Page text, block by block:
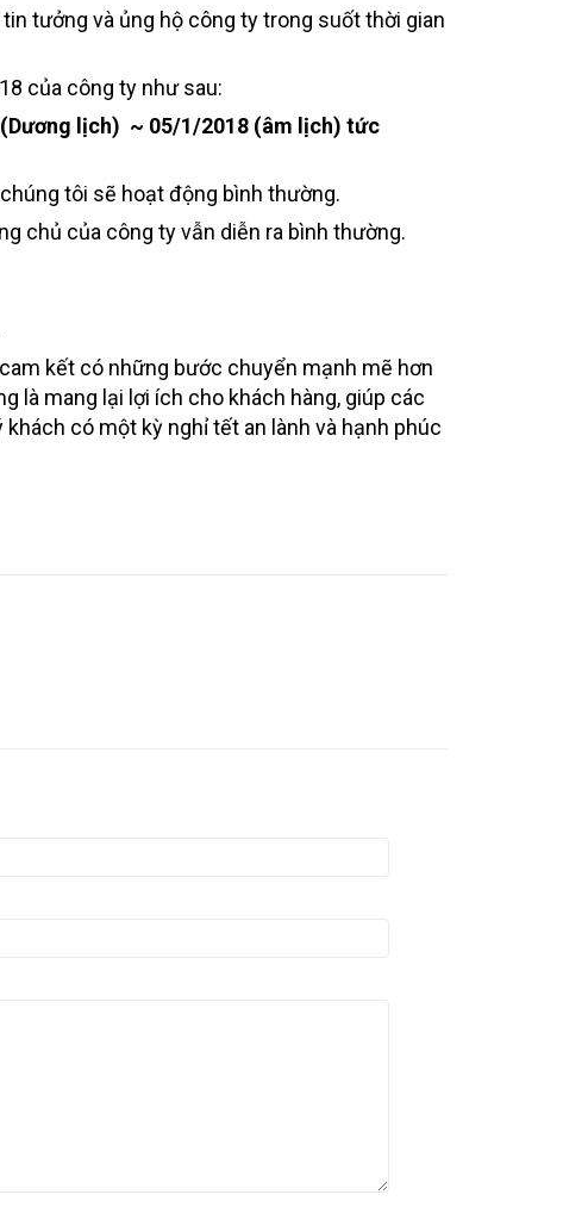
tưởng và ủng hộ công ty trong suốt thời gian
của công ty như sau:
lịch) ~ 05/1/2018 (âm lịch) tức
tôi sẽ hoạt động bình thường.
chủ của công ty vẫn diễn ra bình thường.
kết có những bước chuyển mạnh mẽ hơn
là mang lại lợi ích cho khách hàng, giúp các
có một kỳ nghỉ tết an lành và hạnh phúc